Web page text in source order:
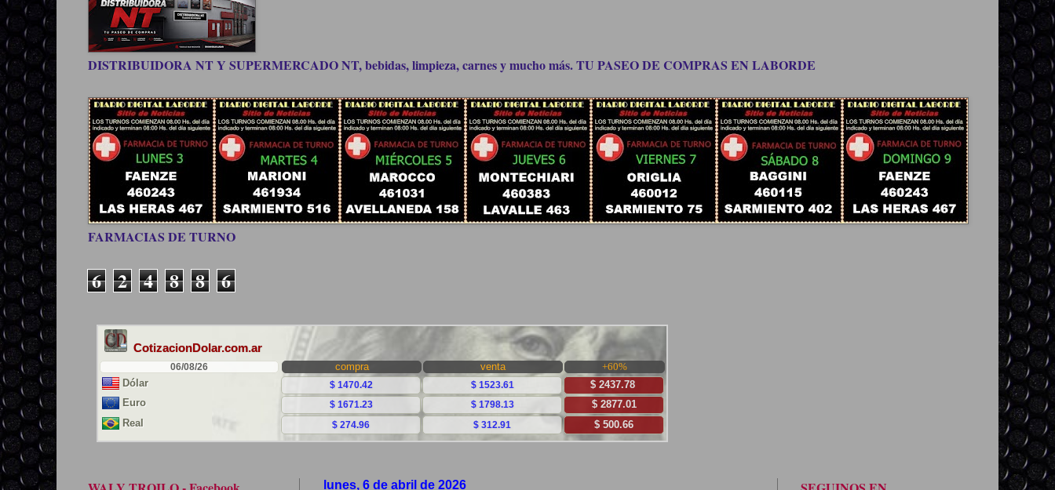
DISTRIBUIDORA NT Y SUPERMERCADO NT, bebidas, limpieza, carnes y mucho más. TU PASEO DE COMPRAS EN LABORDE
FARMACIAS DE TURNO
6 2 4 8 8 6
lunes, 6 de abril de 2026